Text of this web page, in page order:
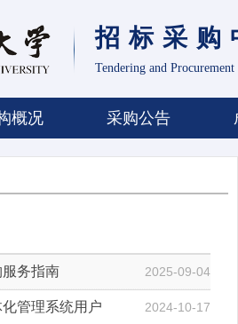
招标采购
Tendering and Procurement
概况 采购公告
务指南 2025-09-04
管理系统用户
2024-10-17